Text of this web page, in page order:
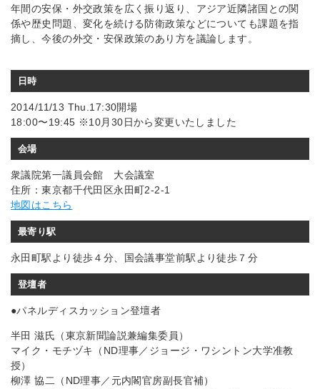
年間の安保・外交政策を広く振り返り、アジア近隣諸国との関
係や歴史問題、変化を続ける防衛政策などについても課題を指
摘し、今後の外交・安保政策のあり方を議論します。
日時
2014/11/13 Thu.17:30開場
18:00〜19:45 ※10月30日から変更いたしました
会場
衆議院第一議員会館 大会議室
住所：東京都千代田区永田町2-2-1
地図はこちら
最寄り駅
永田町駅より徒歩４分、国会議事堂前駅より徒歩７分
登壇者
●パネルディスカッション登壇者
半田 滋氏（東京新聞論説兼編集委員）
マイク・モチヅキ（ND理事／ジョージ・ワシントン大学准教
授）
柳澤 協二（ND理事／元内閣官房副長官補）